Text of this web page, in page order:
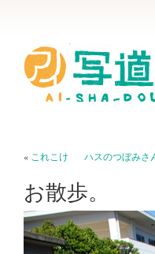
« これこけ ハスのつぼみさ
お散歩。